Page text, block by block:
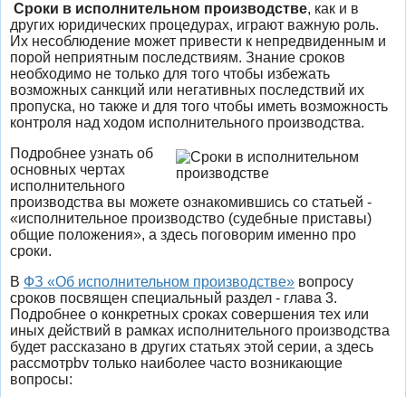
Сроки в исполнительном производстве, как и в
других юридических процедурах, играют важную роль.
Их несоблюдение может привести к непредвиденным и
порой неприятным последствиям. Знание сроков
необходимо не только для того чтобы избежать
возможных санкций или негативных последствий их
пропуска, но также и для того чтобы иметь возможность
контроля над ходом исполнительного производства.
Подробнее узнать об
основных чертах
исполнительного
производства вы можете ознакомившись со статьей -
«исполнительное производство (судебные приставы)
общие положения», а здесь поговорим именно про
сроки.
В ФЗ «Об исполнительном производстве» вопросу
сроков посвящен специальный раздел - глава 3.
Подробнее о конкретных сроках совершения тех или
иных действий в рамках исполнительного производства
будет рассказано в других статьях этой серии, а здесь
рассмотрbv только наиболее часто возникающие
вопросы: